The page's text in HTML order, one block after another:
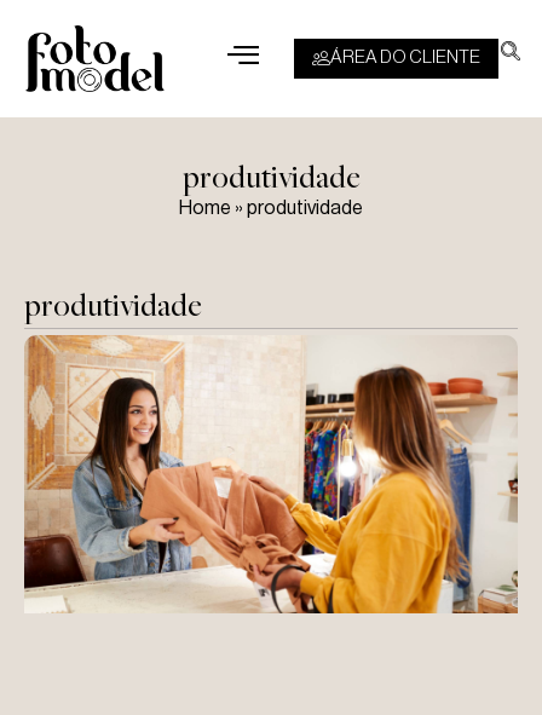
ÁREA DO CLIENTE
produtividade
Home » produtividade
produtividade